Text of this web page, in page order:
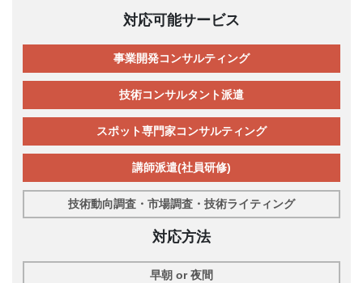
対応可能サービス
事業開発コンサルティング
技術コンサルタント派遣
スポット専門家コンサルティング
講師派遣(社員研修)
技術動向調査・市場調査・技術ライティング
対応方法
早朝 or 夜間